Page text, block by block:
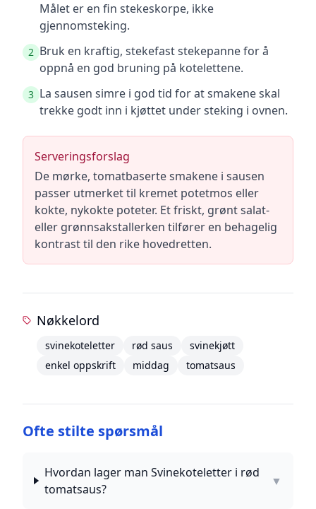
Målet er en fin stekeskorpe, ikke
gjennomsteking.
2 Bruk en kraftig, stekefast stekepanne for å
oppnå en god bruning på kotelettene.
3 La sausen simre i god tid for at smakene skal
trekke godt inn i kjøttet under steking i ovnen.
Serveringsforslag
De mørke, tomatbaserte smakene i sausen
passer utmerket til kremet potetmos eller
kokte, nykokte poteter. Et friskt, grønt salat-
eller grønnsakstallerken tilfører en behagelig
kontrast til den rike hovedretten.
Nøkkelord
svinekoteletter rød saus
svinekjøtt
enkel oppskrift
middag tomatsaus
Ofte stilte spørsmål
Hvordan lager man Svinekoteletter i rød
tomatsaus?
▼